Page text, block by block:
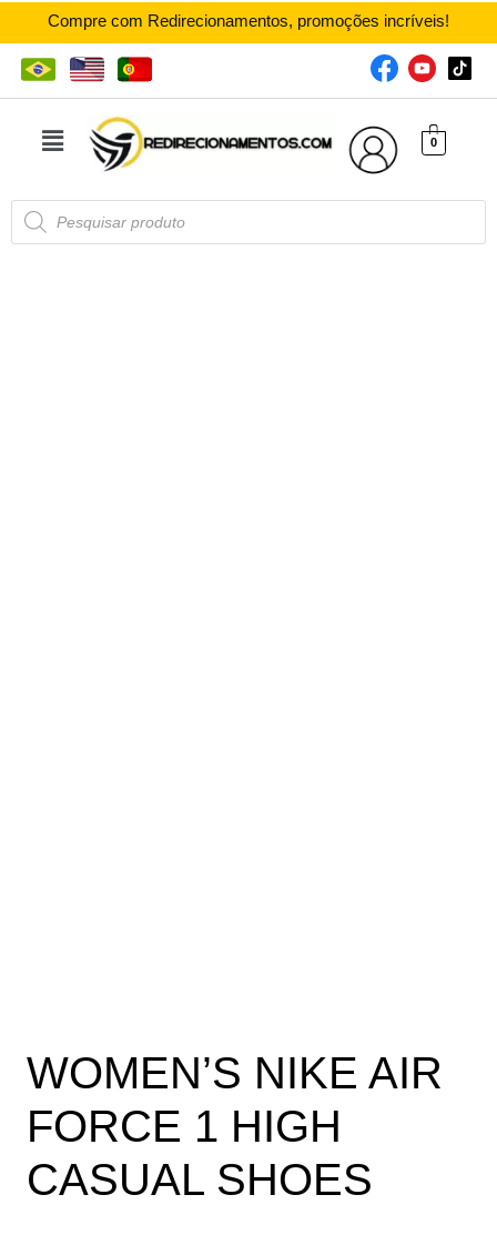
Compre com Redirecionamentos, promoções incríveis!
0
WOMEN’S NIKE AIR
FORCE 1 HIGH
CASUAL SHOES